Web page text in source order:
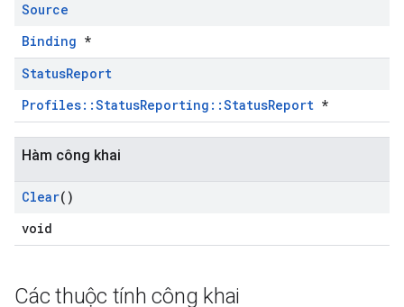
Source
Binding *
StatusReport
Profiles::StatusReporting::StatusReport *
Hàm công khai
Clear()
void
Các thuộc tính công khai